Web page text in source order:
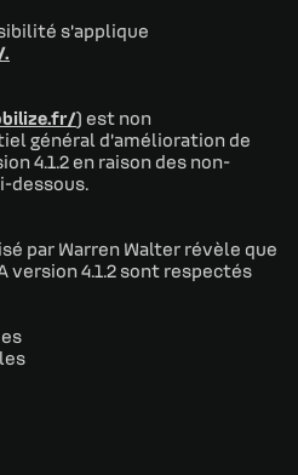
s’applique
) est non
général d’amélioration de
4.1.2 en raison des non-
dessous.
par Warren Walter révèle que
version 4.1.2 sont respectés